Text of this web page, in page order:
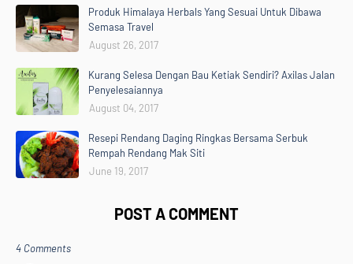
Produk Himalaya Herbals Yang Sesuai Untuk Dibawa
Semasa Travel
August 26, 2017
Kurang Selesa Dengan Bau Ketiak Sendiri? Axilas Jalan
Penyelesaiannya
August 04, 2017
Resepi Rendang Daging Ringkas Bersama Serbuk
Rempah Rendang Mak Siti
June 19, 2017
POST A COMMENT
4 Comments